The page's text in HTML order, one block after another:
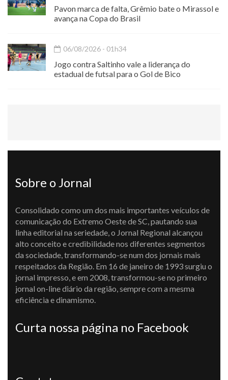
Pavon marca de falta, Grêmio bate o Mirassol e
avança na Copa do Brasil
06/08/2026 - 01h34
Jogo contra Saltinho vale a liderança do
estadual de futsal para o Gol de Bico
Sobre o Jornal
Consolidado como um dos mais importantes veículos de
comunicação do Extremo Oeste de SC, pautando sua
linha editorial na seriedade, o Jornal Regional alcançou
alto conceito e credibilidade nos diferentes segmentos
da sociedade, transformando-se num dos jornais mais
respeitados da Região. Em 16 de janeiro de 1993 surgiu o
jornal impresso, e em 2008, transformou-se no primeiro
jornal on-line diário da região, sempre com a mesma
eficiência e dinamismo.
Curta nossa página no Facebook